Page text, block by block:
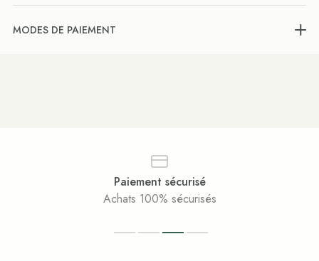
MODES DE PAIEMENT
Paiement sécurisé
Achats 100% sécurisés